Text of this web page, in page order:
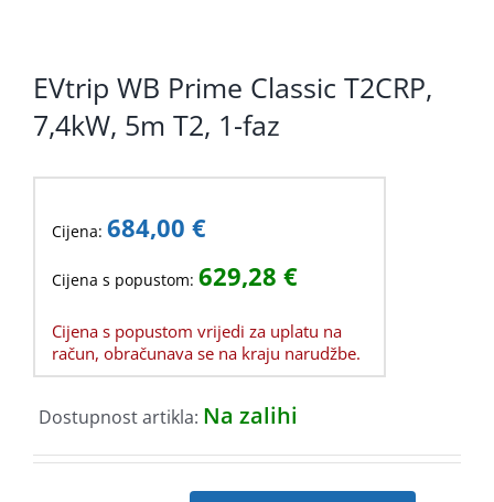
EVtrip WB Prime Classic T2CRP,
7,4kW, 5m T2, 1-faz
Cijena: 684,00 €
Cijena s popustom: 629,28 €
Cijena s popustom vrijedi za uplatu na
račun, obračunava se na kraju narudžbe.
Dostupnost artikla: Na zalihi